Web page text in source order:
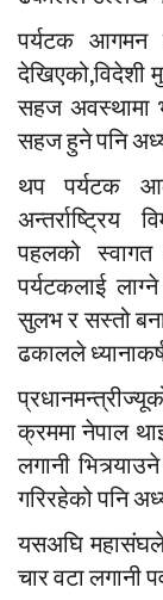
पर्यटक आगमन
देखिएको,विदेशी
सहज अवस्थामा
सहज हुने पनि
थप पर्यटक
पहलको
पर्यटकलाई
सुलभ र सस्तो
ढकालले
क्रममा नेपाल
लगानी
गरिरहेको पनि
यसअघि
चार वटा लगानी